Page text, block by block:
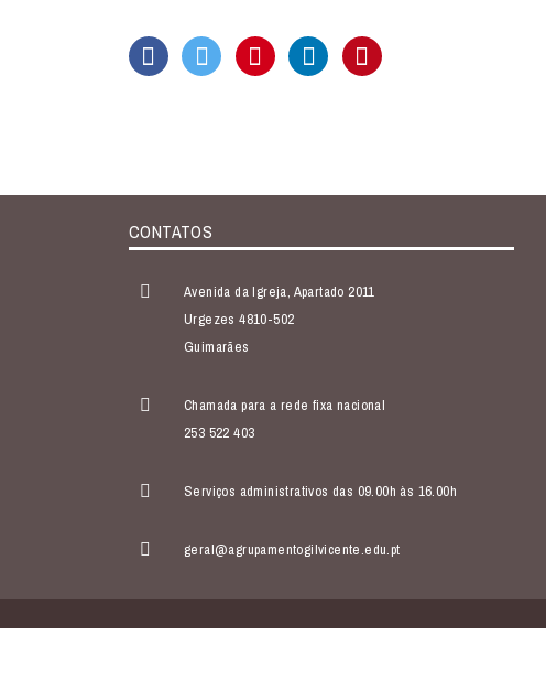
CONTATOS
Avenida da Igreja, Apartado 2011
Urgezes 4810-502
Guimarães
Chamada para a rede fixa nacional
253 522 403
Serviços administrativos das 09.00h às 16.00h
geral@agrupamentogilvicente.edu.pt